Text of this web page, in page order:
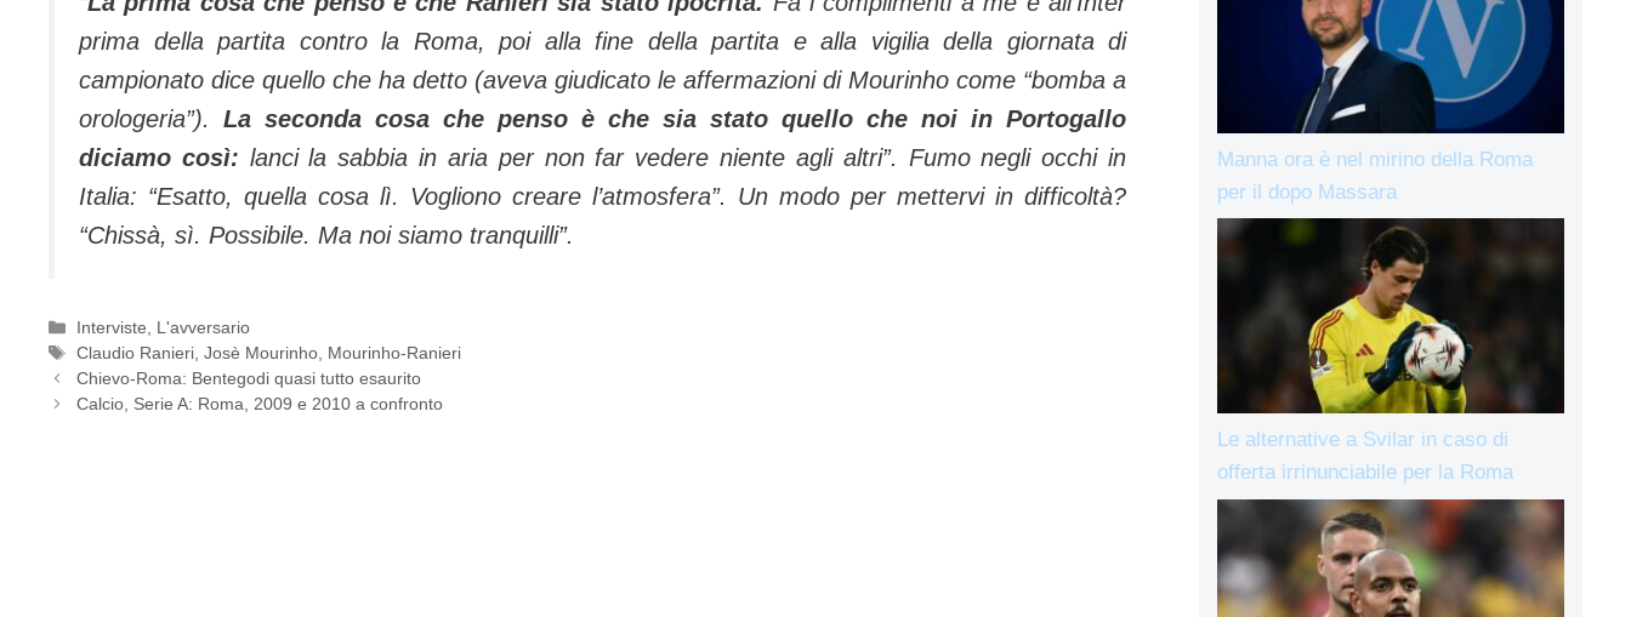
prima della partita contro la Roma, poi alla fine della partita e alla vigilia della giornata di
campionato dice quello che ha detto (aveva giudicato le affermazioni di Mourinho come “bomba a
orologeria”). La seconda cosa che penso è che sia stato quello che noi in Portogallo
diciamo così: lanci la sabbia in aria per non far vedere niente agli altri”. Fumo negli occhi in
Italia: “Esatto, quella cosa lì. Vogliono creare l’atmosfera”. Un modo per mettervi in difficoltà?
“Chissà, sì. Possibile. Ma noi siamo tranquilli”.
Categorie
Interviste, L'avversario
Tag
Claudio Ranieri,Josè Mourinho, Mourinho-Ranieri
Chievo-Roma: Bentegodi quasi tutto esaurito
Calcio, Serie A: Roma, 2009 e 2010 a confronto
Manna ora è nel mirino della Roma
per il dopo Massara
Le alternative a Svilar in caso di
offerta irrinunciabile per la Roma